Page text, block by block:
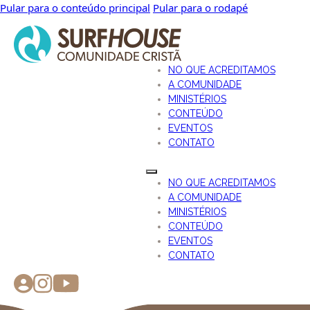
Pular para o conteúdo principal Pular para o rodapé
NO QUE ACREDITAMOS
A COMUNIDADE
MINISTÉRIOS
CONTEÚDO
EVENTOS
CONTATO
NO QUE ACREDITAMOS
A COMUNIDADE
MINISTÉRIOS
CONTEÚDO
EVENTOS
CONTATO